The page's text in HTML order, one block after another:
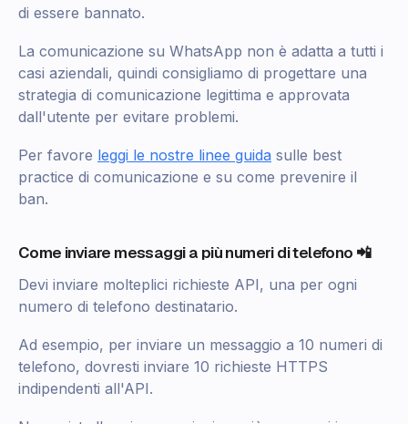
di essere bannato.
La comunicazione su WhatsApp non è adatta a tutti i
casi aziendali, quindi consigliamo di progettare una
strategia di comunicazione legittima e approvata
dall'utente per evitare problemi.
Per favore leggi le nostre linee guida sulle best
practice di comunicazione e su come prevenire il
ban.
Come inviare messaggi a più numeri di telefono 📲
Devi inviare molteplici richieste API, una per ogni
numero di telefono destinatario.
Ad esempio, per inviare un messaggio a 10 numeri di
telefono, dovresti inviare 10 richieste HTTPS
indipendenti all'API.